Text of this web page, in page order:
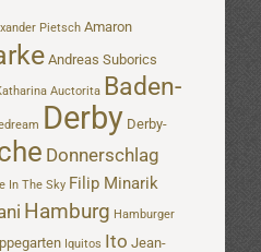
Pietsch Amaron
Andreas Suborics
Auctorita Baden-
Derby Derby-
Donnerschlag
In The Sky Filip Minarik
Hamburg Hamburger
Iquitos Ito Jean-